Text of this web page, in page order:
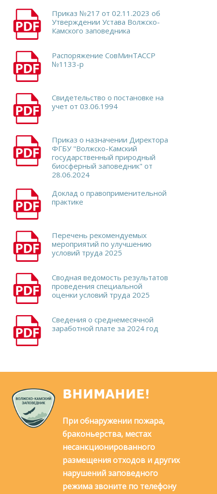
Приказ №217 от 02.11.2023 об
Утверждении Устава Волжско-
Камского заповедника
Распоряжение СовМинТАССР
№1133-р
Свидетельство о постановке на
учет от 03.06.1994
Приказ о назначении Директора
ФГБУ "Волжско-Камский
государственный природный
биосферный заповедник" от
28.06.2024
Доклад о правоприменительной
практике
Перечень рекомендуемых
мероприятий по улучшению
условий труда 2025
Сводная ведомость результатов
проведения специальной
оценки условий труда 2025
Сведения о среднемесячной
заработной плате за 2024 год
ВНИМАНИЕ!
При обнаружении пожара,
браконьерства, местах
несанкционированного
размещения отходов и других
нарушений заповедного
режима звоните по телефону